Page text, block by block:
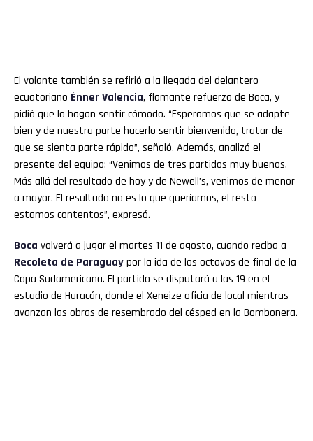
El volante también se refirió a la llegada del delantero
ecuatoriano Énner Valencia, flamante refuerzo de Boca, y
pidió que lo hagan sentir cómodo. “Esperamos que se adapte
bien y de nuestra parte hacerlo sentir bienvenido, tratar de
que se sienta parte rápido”, señaló. Además, analizó el
presente del equipo: “Venimos de tres partidos muy buenos.
Más allá del resultado de hoy y de Newell’s, venimos de menor
a mayor. El resultado no es lo que queríamos, el resto
estamos contentos”, expresó.
Boca volverá a jugar el martes 11 de agosto, cuando reciba a
Recoleta de Paraguaypor la ida de los octavos de final de la
Copa Sudamericana. El partido se disputará a las 19 en el
estadio de Huracán, donde el Xeneize oficia de local mientras
avanzan las obras de resembrado del césped en la Bombonera.